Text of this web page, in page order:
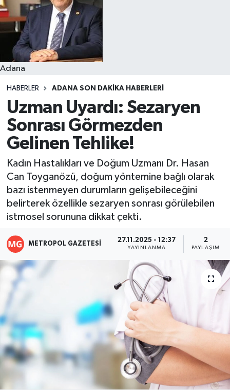
Adana
HABERLER ADANA SON DAKIKA HABERLERI
Uzman Uyardı: Sezaryen
Sonrası Görmezden
Gelinen Tehlike!
Kadın Hastalıkları ve Doğum Uzmanı Dr. Hasan
Can Toyganözü, doğum yöntemine bağlı olarak
bazı istenmeyen durumların gelişebileceğini
belirterek özellikle sezaryen sonrası görülebilen
istmosel sorununa dikkat çekti.
METROPOL GAZETESI 27.11.2025 - 12:37
YAYINLANMA
2
PAYLAŞIM
Resmi İlanlar